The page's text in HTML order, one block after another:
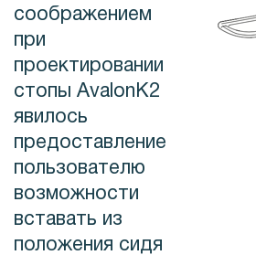
соображением
при
проектировании
стопы AvalonK2
явилось
предоставление
пользователю
возможности
вставать из
положения сидя